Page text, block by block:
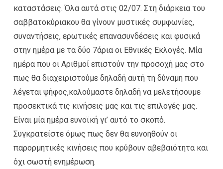
καταστάσεις. Όλα αυτά στις 02/07. Στη διάρκεια του
σαββατοκύριακου θα γίνουν μυστικές συμφωνίες,
συναντήσεις, ερωτικές επανασυνδέσεις και φυσικά
στην ημέρα με τα δύο 7άρια οι Εθνικές Εκλογές. Μία
ημέρα που οι Αριθμοί επιστούν την προσοχή μας στο
πως θα διαχειριστούμε δηλαδή αυτή τη δύναμη που
λέγεται ψήφος,καλούμαστε δηλαδή να μελετήσουμε
προσεκτικά τις κινήσεις μας και τις επιλογές μας.
Είναι μία ημέρα ευνοϊκή γι’ αυτό το σκοπό.
Συγκρατείστε όμως πως δεν θα ευνοηθούν οι
παρορμητικές κινήσεις που κρύβουν αβεβαιότητα και
όχι σωστή ενημέρωση.